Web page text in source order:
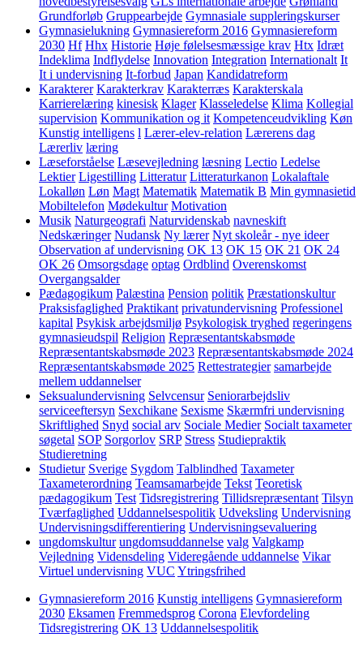
Grundforløb Gruppearbejde Gymnasiale suppleringskurser
Gymnasielukning Gymnasiereform 2016 Gymnasiereform
2030 Hf Hhx Historie Høje følelsesmæssige krav Htx Idræt
Indeklima Indflydelse Innovation Integration Internationalt It
It i undervisning It-forbud Japan Kandidatreform
Karakterer Karakterkrav Karakterræs Karakterskala
Karrierelæring kinesisk Klager Klasseledelse Klima Kollegial
supervision Kommunikation og it Kompetenceudvikling Køn
Kunstig intelligens l Lærer-elev-relation Lærerens dag
Lærerliv læring
Læseforståelse Læsevejledning læsning Lectio Ledelse
Lektier Ligestilling Litteratur Litteraturkanon Lokalaftale
Lokalløn Løn Magt Matematik Matematik B Min gymnasietid
Mobiltelefon Mødekultur Motivation
Musik Naturgeografi Naturvidenskab navneskift
Nedskæringer Nudansk Ny lærer Nyt skoleår - nye ideer
Observation af undervisning OK 13 OK 15 OK 21 OK 24
OK 26 Omsorgsdage optag Ordblind Overenskomst
Overgangsalder
Pædagogikum Palæstina Pension politik Præstationskultur
Praksisfaglighed Praktikant privatundervisning Professionel
kapital Psykisk arbejdsmiljø Psykologisk tryghed regeringens
gymnasieudspil Religion Repræsentantskabsmøde
Repræsentantskabsmøde 2023 Repræsentantskabsmøde 2024
Repræsentantskabsmøde 2025 Rettestrategier samarbejde
mellem uddannelser
Seksualundervisning Selvcensur Seniorarbejdsliv
serviceeftersyn Sexchikane Sexisme Skærmfri undervisning
Skriftlighed Snyd social arv Sociale Medier Socialt taxameter
søgetal SOP Sorgorlov SRP Stress Studiepraktik
Studieretning
Studietur Sverige Sygdom Talblindhed Taxameter
Taxameterordning Teamsamarbejde Tekst Teoretisk
pædagogikum Test Tidsregistrering Tillidsrepræsentant Tilsyn
Tværfaglighed Uddannelsespolitik Udveksling Undervisning
Undervisningsdifferentiering Undervisningsevaluering
ungdomskultur ungdomsuddannelse valg Valgkamp
Vejledning Vidensdeling Videregående uddannelse Vikar
Virtuel undervisning VUC Ytringsfrihed
Gymnasiereform 2016 Kunstig intelligens Gymnasiereform
2030 Eksamen Fremmedsprog Corona Elevfordeling
Tidsregistrering OK 13 Uddannelsespolitik